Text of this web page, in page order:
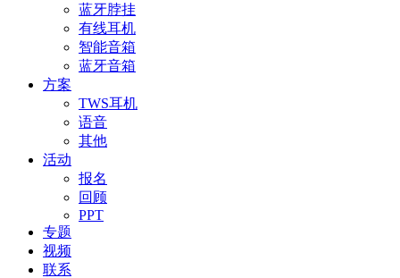
蓝牙脖挂
有线耳机
智能音箱
蓝牙音箱
方案
TWS耳机
语音
其他
活动
报名
回顾
PPT
专题
视频
联系